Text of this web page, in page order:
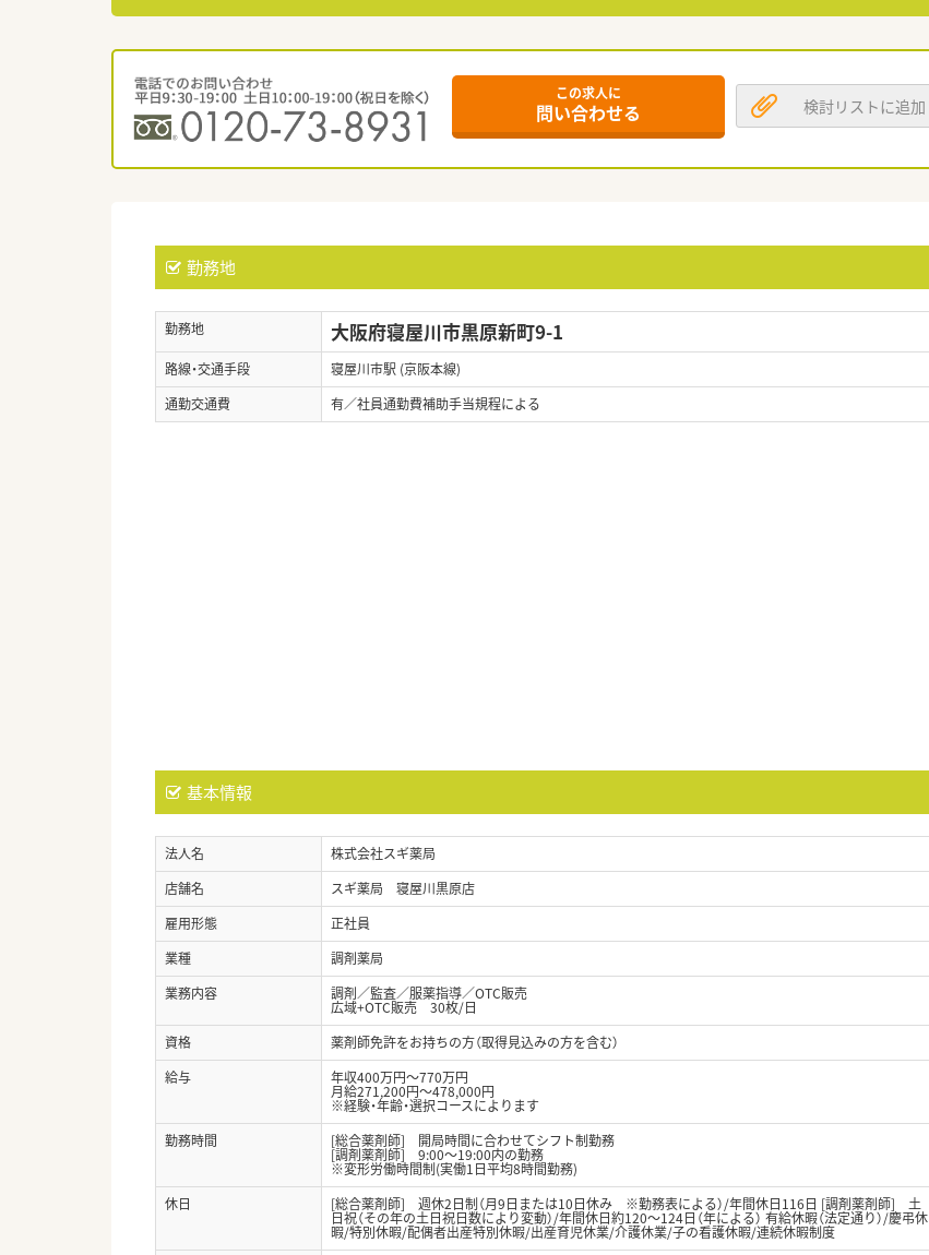
この求人に
問い合わせる 検討リストに追加
勤務地
勤務地 大阪府寝屋川市黒原新町9-1
路線・交通手段
寝屋川市駅 (京阪本線)
通勤交通費
有／社員通勤費補助手当規程による
基本情報
法人名
株式会社スギ薬局
店舗名
スギ薬局 寝屋川黒原店
雇用形態
正社員
業種
調剤薬局
業務内容
調剤／監査／服薬指導／OTC販売
広域+OTC販売 30枚/日
資格
薬剤師免許をお持ちの方（取得見込みの方を含む）
給与
年収400万円～770万円
月給271,200円～478,000円
※経験・年齢・選択コースによります
勤務時間
[総合薬剤師] 開局時間に合わせてシフト制勤務
[調剤薬剤師] 9:00～19:00内の勤務
※変形労働時間制(実働1日平均8時間勤務)
休日
[総合薬剤師] 週休2日制（月9日または10日休み ※勤務表による）/年間休日116日 [調剤薬剤師] 土
日祝（その年の土日祝日数により変動）/年間休日約120～124日（年による） 有給休暇（法定通り）/慶弔休
暇/特別休暇/配偶者出産特別休暇/出産育児休業/介護休業/子の看護休暇/連続休暇制度